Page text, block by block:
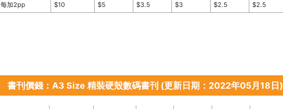
每加2pp $10 $5 $3.5 $3 $2.5 $2.5
書刊價錢：A3 Size 精裝硬殼數碼書刊 (更新日期：2022年05月18日)